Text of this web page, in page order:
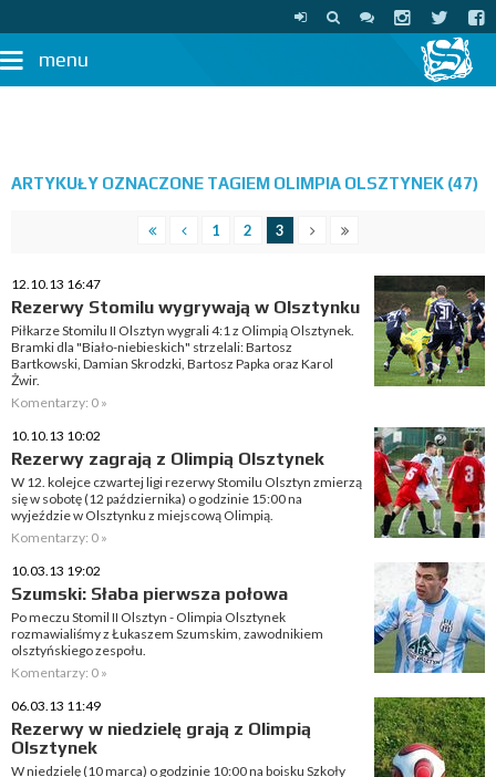
menu
ARTYKUŁY OZNACZONE TAGIEM OLIMPIA OLSZTYNEK (47)
1 2 3
12.10.13 16:47
Rezerwy Stomilu wygrywają w Olsztynku
Piłkarze Stomilu II Olsztyn wygrali 4:1 z Olimpią Olsztynek.
Bramki dla "Biało-niebieskich" strzelali: Bartosz
Bartkowski, Damian Skrodzki, Bartosz Papka oraz Karol
Żwir.
Komentarzy: 0 »
10.10.13 10:02
Rezerwy zagrają z Olimpią Olsztynek
W 12. kolejce czwartej ligi rezerwy Stomilu Olsztyn zmierzą
się w sobotę (12 października) o godzinie 15:00 na
wyjeździe w Olsztynku z miejscową Olimpią.
Komentarzy: 0 »
10.03.13 19:02
Szumski: Słaba pierwsza połowa
Po meczu Stomil II Olsztyn - Olimpia Olsztynek
rozmawialiśmy z Łukaszem Szumskim, zawodnikiem
olsztyńskiego zespołu.
Komentarzy: 0 »
06.03.13 11:49
Rezerwy w niedzielę grają z Olimpią
Olsztynek
W niedzielę (10 marca) o godzinie 10:00 na boisku Szkoły